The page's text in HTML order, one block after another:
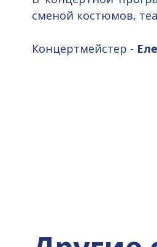
сменой костюмов,
Концертмейстер -